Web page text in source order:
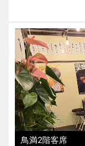
鳥満2階客席